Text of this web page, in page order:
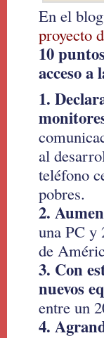
En el blog
proyecto
10
acceso a
1.
al
teléfono
pobres.
2.
una PC y
de
3. Con
nuevos
entre un
4.